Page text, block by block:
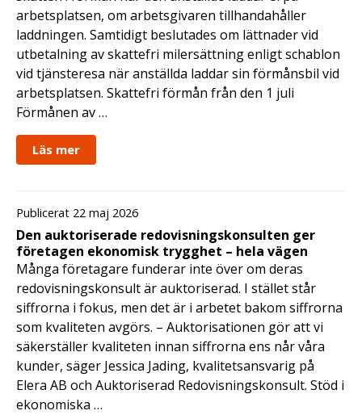
arbetsplatsen, om arbetsgivaren tillhandahåller
laddningen. Samtidigt beslutades om lättnader vid
utbetalning av skattefri milersättning enligt schablon
vid tjänsteresa när anställda laddar sin förmånsbil vid
arbetsplatsen. Skattefri förmån från den 1 juli
Förmånen av …
Läs mer
Publicerat 22 maj 2026
Den auktoriserade redovisningskonsulten ger
företagen ekonomisk trygghet – hela vägen
Många företagare funderar inte över om deras
redovisningskonsult är auktoriserad. I stället står
siffrorna i fokus, men det är i arbetet bakom siffrorna
som kvaliteten avgörs. – Auktorisationen gör att vi
säkerställer kvaliteten innan siffrorna ens når våra
kunder, säger Jessica Jading, kvalitetsansvarig på
Elera AB och Auktoriserad Redovisningskonsult. Stöd i
ekonomiska …